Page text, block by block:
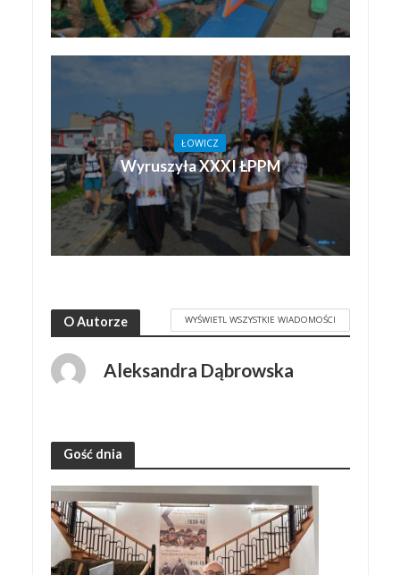
ŁOWICZ
Wyruszyła XXXI ŁPPM
O Autorze WYŚWIETL WSZYSTKIE WIADOMOŚCI
Aleksandra Dąbrowska
Gość dnia